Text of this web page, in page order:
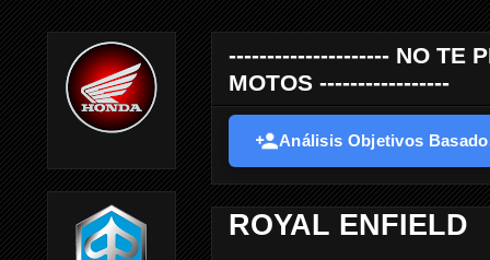
--------------------- NO TE
MOTOS -----------------
Análisis Objetivos
ROYAL ENFIELD